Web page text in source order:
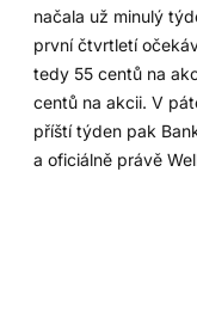
načala už minulý
první čtvrtletí
tedy 55 centů na
centů na akcii. V
příští týden pak
a oficiálně právě